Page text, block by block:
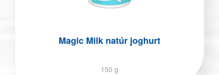
Magic Milk natúr joghurt
150 g